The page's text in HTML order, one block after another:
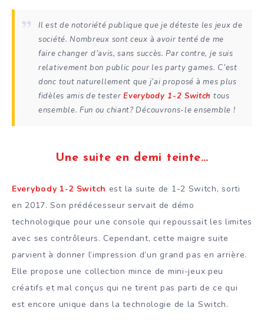
Il est de notoriété publique que je déteste les jeux de
société. Nombreux sont ceux à avoir tenté de me
faire changer d’avis, sans succès. Par contre, je suis
relativement bon public pour les party games. C’est
donc tout naturellement que j’ai proposé à mes plus
fidèles amis de testerEverybody 1-2 Switch tous
ensemble. Fun ou chiant? Découvrons-le ensemble !
Une suite en demi teinte…
Everybody 1-2 Switch est la suite de 1-2 Switch, sorti
en 2017. Son prédécesseur servait de démo
technologique pour une console qui repoussait les limites
avec ses contrôleurs. Cependant, cette maigre suite
parvient à donner l’impression d’un grand pas en arrière.
Elle propose une collection mince de mini-jeux peu
créatifs et mal conçus qui ne tirent pas parti de ce qui
est encore unique dans la technologie de la Switch.